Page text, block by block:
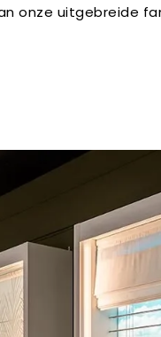
onze uitgebreide